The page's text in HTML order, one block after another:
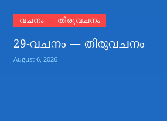
വചനം --- തിരുവചനം
29-വചനം — തിരുവചനം
August 6, 2026